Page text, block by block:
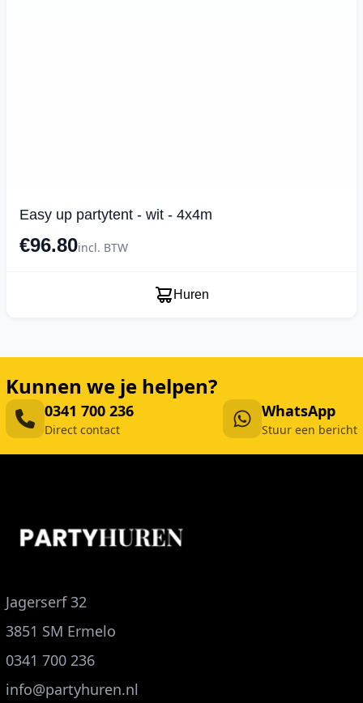
Easy up partytent - wit - 4x4m
€96.80incl. BTW
Huren
Kunnen we je helpen?
0341 700 236
Direct contact
WhatsApp
Stuur een bericht
Jagerserf 32
3851 SM Ermelo
0341 700 236
info@partyhuren.nl